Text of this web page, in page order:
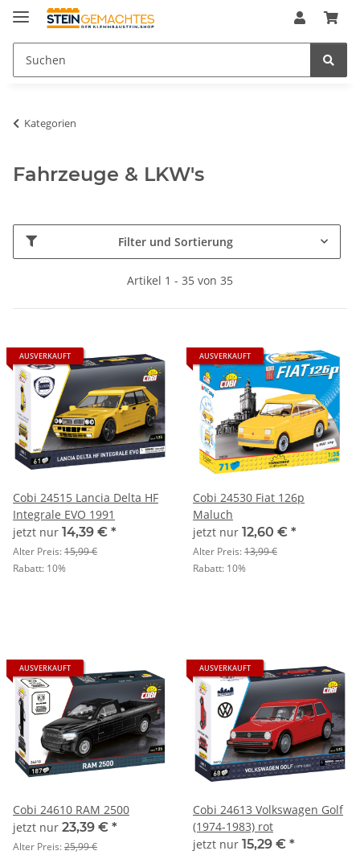
Kategorien
Fahrzeuge & LKW's
Filter und Sortierung
Artikel 1 - 35 von 35
AUSVERKAUFT
Cobi 24515 Lancia Delta HF
Integrale EVO 1991
jetzt nur 14,39 € *
Alter Preis:15,99 €
Rabatt: 10%
AUSVERKAUFT
Cobi 24530 Fiat 126p
Maluch
jetzt nur 12,60 € *
Alter Preis:13,99 €
Rabatt: 10%
AUSVERKAUFT
Cobi 24610 RAM 2500
jetzt nur 23,39 € *
Alter Preis:25,99 €
AUSVERKAUFT
Cobi 24613 Volkswagen Golf
(1974-1983) rot
jetzt nur 15,29 € *